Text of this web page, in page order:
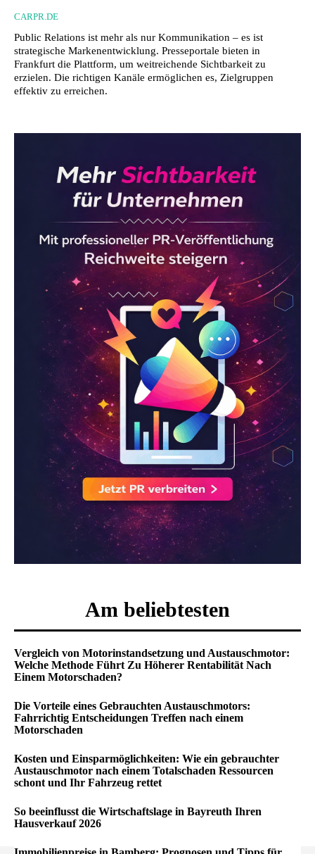
CARPR.DE
Public Relations ist mehr als nur Kommunikation – es ist
strategische Markenentwicklung. Presseportale bieten in
Frankfurt die Plattform, um weitreichende Sichtbarkeit zu
erzielen. Die richtigen Kanäle ermöglichen es, Zielgruppen
effektiv zu erreichen.
Am beliebtesten
Vergleich von Motorinstandsetzung und Austauschmotor:
Welche Methode Führt Zu Höherer Rentabilität Nach
Einem Motorschaden?
Die Vorteile eines Gebrauchten Austauschmotors:
Fahrrichtig Entscheidungen Treffen nach einem
Motorschaden
Kosten und Einsparmöglichkeiten: Wie ein gebrauchter
Austauschmotor nach einem Totalschaden Ressourcen
schont und Ihr Fahrzeug rettet
So beeinflusst die Wirtschaftslage in Bayreuth Ihren
Hausverkauf 2026